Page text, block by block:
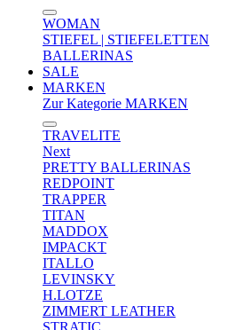
WOMAN
STIEFEL | STIEFELETTEN
BALLERINAS
SALE
MARKEN
Zur Kategorie MARKEN
TRAVELITE
Next
PRETTY BALLERINAS
REDPOINT
TRAPPER
TITAN
MADDOX
IMPACKT
ITALLO
LEVINSKY
H.LOTZE
ZIMMERT LEATHER
STRATIC